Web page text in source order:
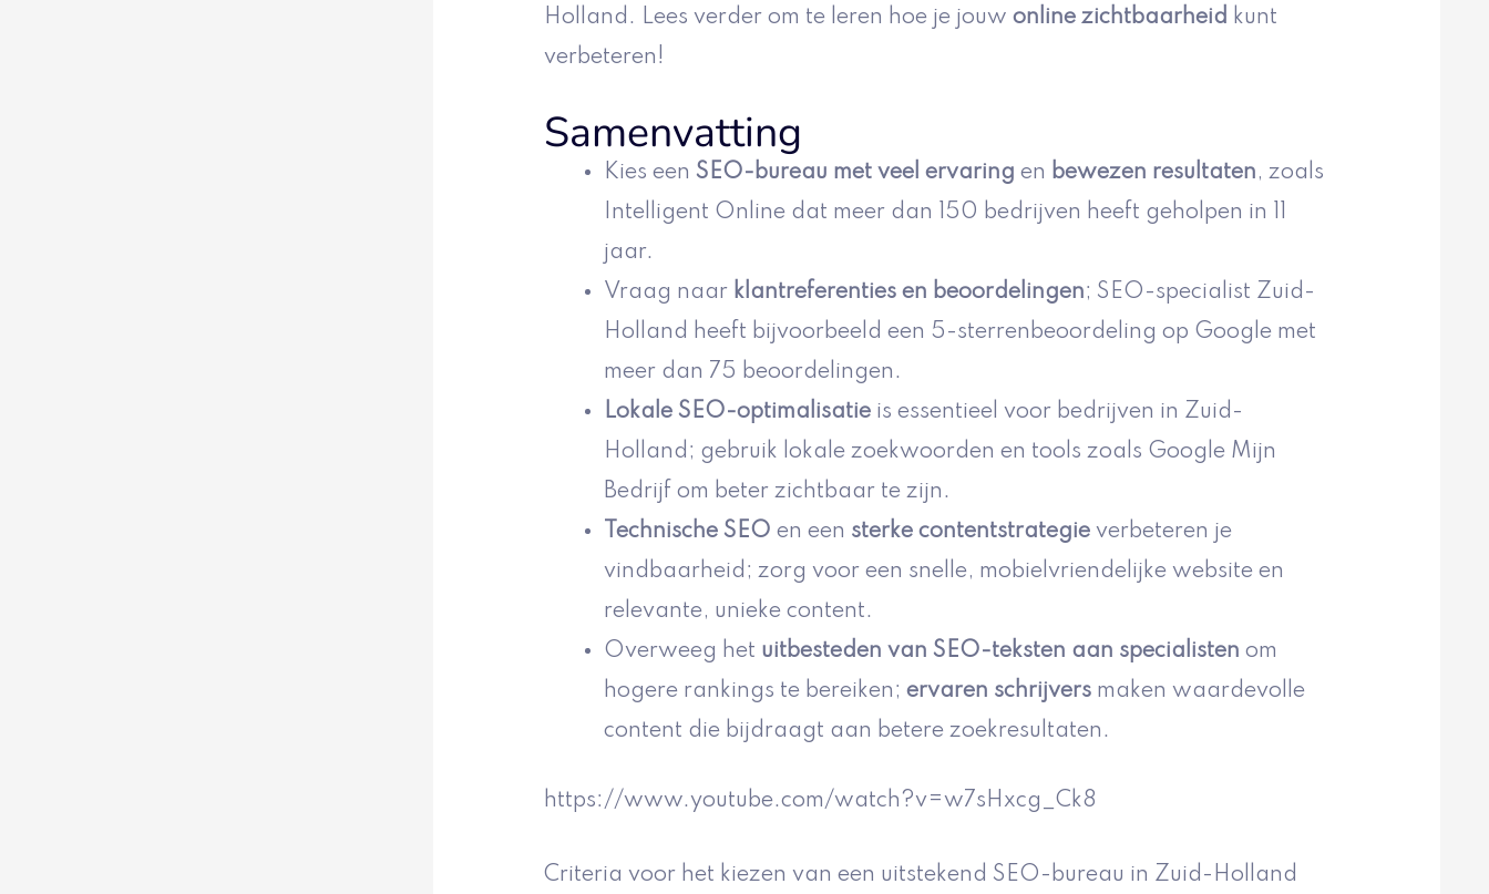
Holland. Lees verder om te leren hoe je jouw online zichtbaarheid kunt
verbeteren!
Samenvatting
Kies een SEO-bureau met veel ervaring en bewezen resultaten , zoals
Intelligent Online dat meer dan 150 bedrijven heeft geholpen in 11
jaar.
Vraag naar klantreferenties en beoordelingen; SEO-specialist Zuid-
Holland heeft bijvoorbeeld een 5-sterrenbeoordeling op Google met
meer dan 75 beoordelingen.
Lokale SEO-optimalisatie is essentieel voor bedrijven in Zuid-
Holland; gebruik lokale zoekwoorden en tools zoals Google Mijn
Bedrijf om beter zichtbaar te zijn.
Technische SEO en een sterke contentstrategie verbeteren je
vindbaarheid; zorg voor een snelle, mobielvriendelijke website en
relevante, unieke content.
Overweeg het uitbesteden van SEO-teksten aan specialisten om
hogere rankings te bereiken; ervaren schrijvers maken waardevolle
content die bijdraagt aan betere zoekresultaten.
https://www.youtube.com/watch?v=w7sHxcg_Ck8
Criteria voor het kiezen van een uitstekend SEO-bureau in Zuid-Holland